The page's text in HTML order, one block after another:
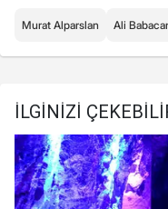
Murat Alparslan Ali